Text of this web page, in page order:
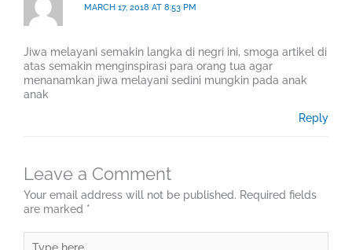
MARCH 17, 2018 AT 8:53 PM
Jiwa melayani semakin langka di negri ini, smoga artikel di
atas semakin menginspirasi para orang tua agar
menanamkan jiwa melayani sedini mungkin pada anak
anak
Reply
Leave a Comment
Your email address will not be published. Required fields
are marked *